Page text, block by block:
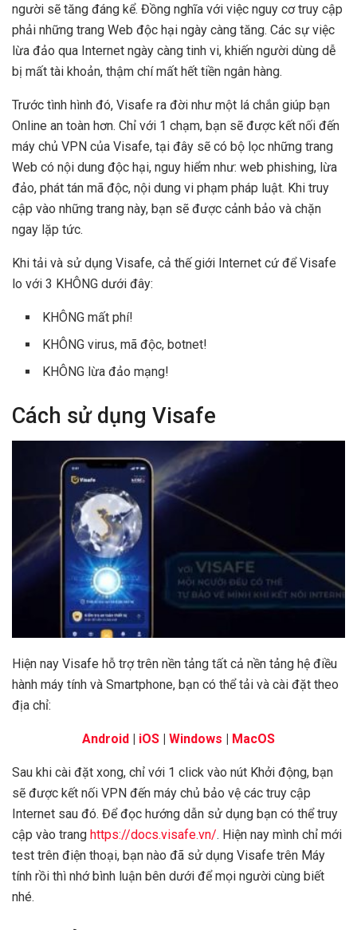
người sẽ tăng đáng kể. Đồng nghĩa với việc nguy cơ truy cập
phải những trang Web độc hại ngày càng tăng. Các sự việc
lừa đảo qua Internet ngày càng tinh vi, khiến người dùng dễ
bị mất tài khoản, thậm chí mất hết tiền ngân hàng.
Trước tình hình đó, Visafe ra đời như một lá chắn giúp bạn
Online an toàn hơn. Chỉ với 1 chạm, bạn sẽ được kết nối đến
máy chủ VPN của Visafe, tại đây sẽ có bộ lọc những trang
Web có nội dung độc hại, nguy hiểm như: web phishing, lừa
đảo, phát tán mã độc, nội dung vi phạm pháp luật. Khi truy
cập vào những trang này, bạn sẽ được cảnh bảo và chặn
ngay lặp tức.
Khi tải và sử dụng Visafe, cả thế giới Internet cứ để Visafe
lo với 3 KHÔNG dưới đây:
KHÔNG mất phí!
KHÔNG virus, mã độc, botnet!
KHÔNG lừa đảo mạng!
Cách sử dụng Visafe
Hiện nay Visafe hỗ trợ trên nền tảng tất cả nền tảng hệ điều
hành máy tính và Smartphone, bạn có thể tải và cài đặt theo
địa chỉ:
Android | iOS | Windows | MacOS
Sau khi cài đặt xong, chỉ với 1 click vào nút Khởi động, bạn
sẽ được kết nối VPN đến máy chủ bảo vệ các truy cập
Internet sau đó. Để đọc hướng dẫn sử dụng bạn có thể truy
cập vào trang https://docs.visafe.vn/. Hiện nay mình chỉ mới
test trên điện thoại, bạn nào đã sử dụng Visafe trên Máy
tính rồi thì nhớ bình luận bên dưới để mọi người cùng biết
nhé.